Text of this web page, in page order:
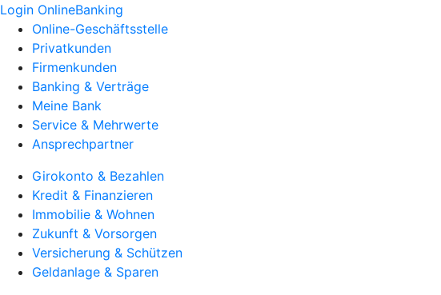
Login OnlineBanking
Online-Geschäftsstelle
Privatkunden
Firmenkunden
Banking & Verträge
Meine Bank
Service & Mehrwerte
Ansprechpartner
Girokonto & Bezahlen
Kredit & Finanzieren
Immobilie & Wohnen
Zukunft & Vorsorgen
Versicherung & Schützen
Geldanlage & Sparen